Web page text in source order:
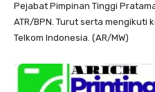
Pejabat Pimpinan Tinggi
ATR/BPN. Turut serta mengikuti
Telkom Indonesia. (AR/MW)